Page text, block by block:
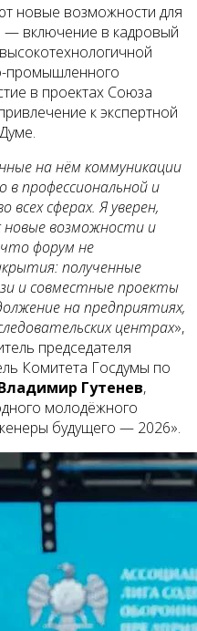
новые возможности для
— включение в кадровый
промышленного
в проектах Союза
к экспертной
на нём коммуникации
в профессиональной и
сферах. Я уверен,
возможности и
форум не
полученные
и совместные проекты
на предприятиях,
центрах»,
председателя
Комитета Госдумы по
Гутенев,
молодёжного
будущего — 2026».